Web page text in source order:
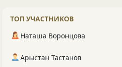
ТОП УЧАСТНИКОВ
Наташа Воронцова
Арыстан Тастанов